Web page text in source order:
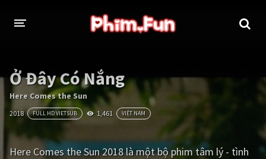
THỂ LOẠI
Thần thoại - Cổ trang Hành động
Tâm lý Chiến tranh
Võ thuật - Kiếm hiệp Nhạc kịch
Ở Đây Có Nắng
Here Comes the Sun
2018 FULL HD VIETSUB 1,461 VIỆT NAM
Here Comes the Sun 2018 là một bộ phim tâm lý - tình